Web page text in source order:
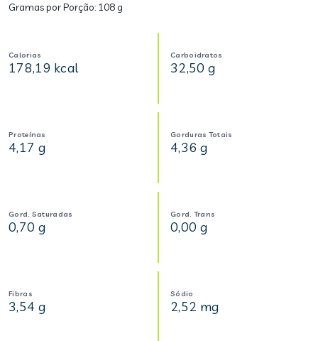
Gramas por Porção: 108 g
Calorias
178,19 kcal
Carboidratos
32,50 g
Proteínas
4,17 g
Gorduras Totais
4,36 g
Gord. Saturadas
0,70 g
Gord. Trans
0,00 g
Fibras
3,54 g
Sódio
2,52 mg